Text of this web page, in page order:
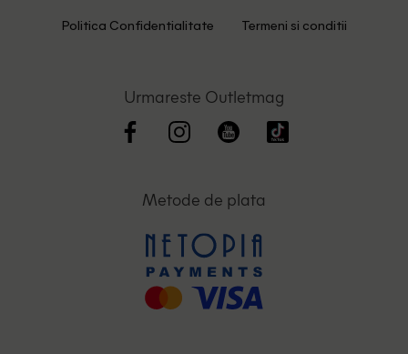
Politica Confidentialitate Termeni si conditii
Urmareste Outletmag
Metode de plata